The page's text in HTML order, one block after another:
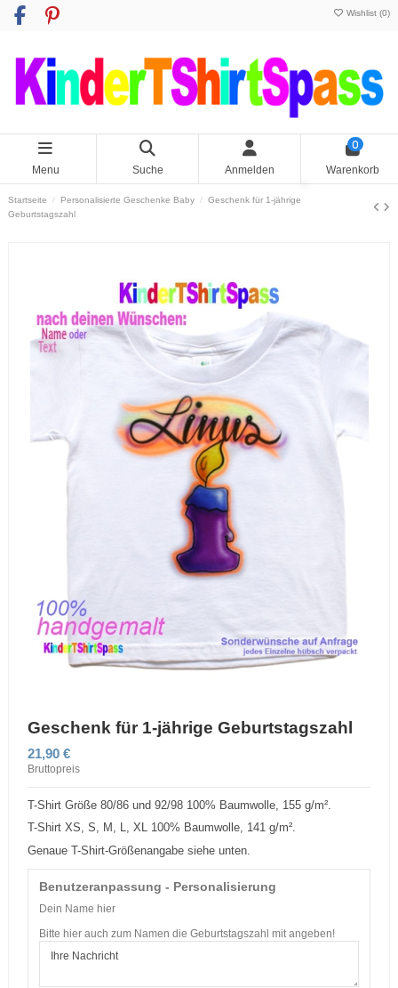
Wishlist (0)
Menu Suche Anmelden
0
Warenkorb
Startseite Personalisierte Geschenke Baby
Geschenk für 1-jährige
Geburtstagszahl
Geschenk für 1-jährige Geburtstagszahl
21,90 €
Bruttopreis
T-Shirt Größe 80/86 und 92/98 100% Baumwolle, 155 g/m².
T-Shirt XS, S, M, L, XL 100% Baumwolle, 141 g/m².
Genaue T-Shirt-Größenangabe siehe unten.
Benutzeranpassung - Personalisierung
Dein Name hier
Bitte hier auch zum Namen die Geburtstagszahl mit angeben!